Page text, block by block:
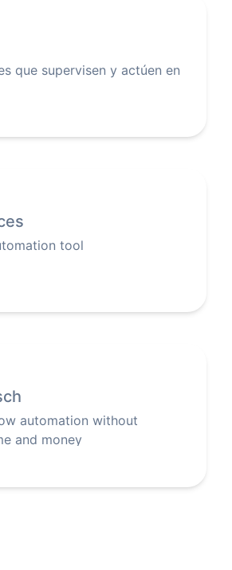
que supervisen y actúen en
tool
automation without
and money